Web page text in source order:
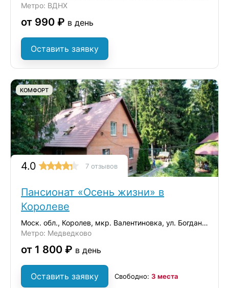
Метро: ВДНХ
от 990 ₽ в день
Оставить заявку
КОМФОРТ
4.0 7 отзывов
Пансионат «Осень жизни» в
Королеве
Моск. обл., Королев, мкр. Валентиновка, ул. Богдана Хмельницкого, 8/17
Метро: Медведково
от 1 800 ₽ в день
Оставить заявку Свободно: 3 места